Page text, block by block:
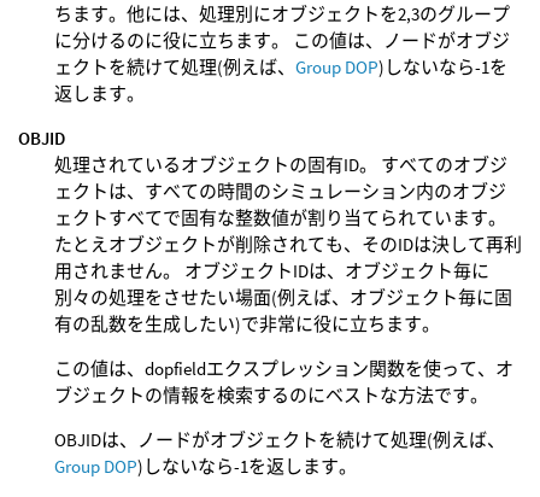
ちます。他には、処理別にオブジェクトを2,3のグループ
に分けるのに役に立ちます。 この値は、ノードがオブジ
ェクトを続けて処理(例えば、 Group DOP)しないなら-1を
返します。
OBJID
処理されているオブジェクトの固有ID。 すべてのオブジ
ェクトは、すべての時間のシミュレーション内のオブジ
ェクトすべてで固有な整数値が割り当てられています。
たとえオブジェクトが削除されても、そのIDは決して再利
用されません。 オブジェクトIDは、オブジェクト毎に
別々の処理をさせたい場面(例えば、オブジェクト毎に固
有の乱数を生成したい)で非常に役に立ちます。
この値は、dopfieldエクスプレッション関数を使って、オ
ブジェクトの情報を検索するのにベストな方法です。
OBJIDは、ノードがオブジェクトを続けて処理(例えば、
Group DOP)しないなら-1を返します。